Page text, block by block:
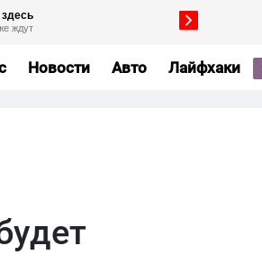
Новости Авто Лайфхаки